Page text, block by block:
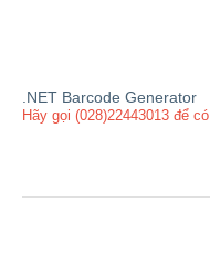
.NET Barcode Generator
Hãy gọi (028)22443013 để